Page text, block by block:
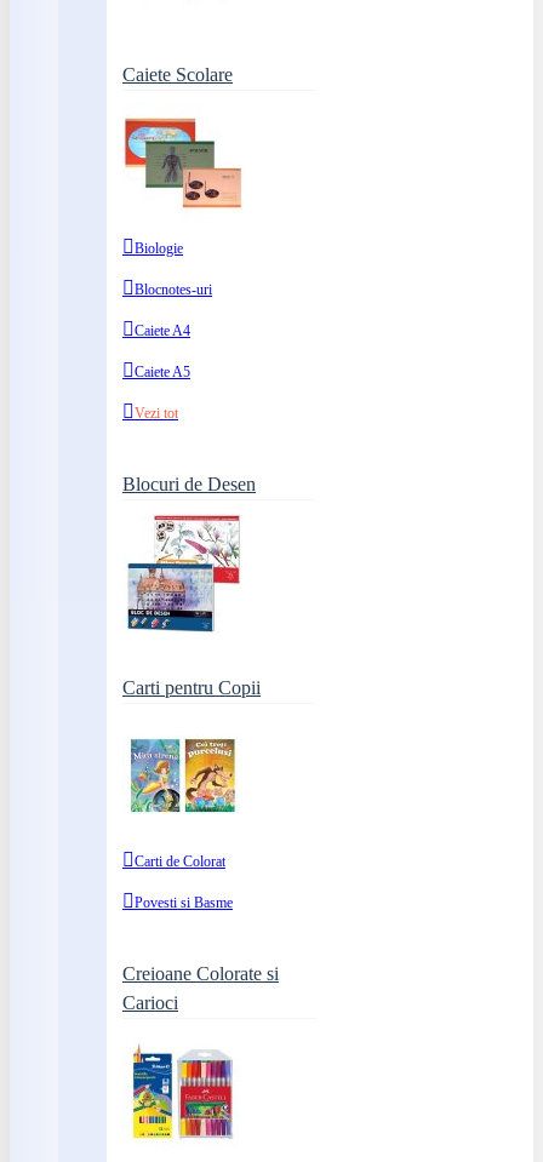
Caiete Scolare
Biologie
Blocnotes-uri
Caiete A4
Caiete A5
Vezi tot
Blocuri de Desen
Carti pentru Copii
Carti de Colorat
Povesti si Basme
Creioane Colorate si
Carioci